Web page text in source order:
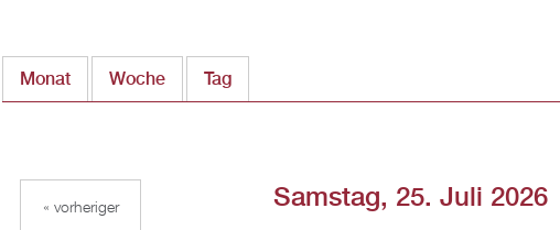
Monat Woche Tag(aktiver Reiter)
Samstag, 25. Juli 2026
« vorheriger